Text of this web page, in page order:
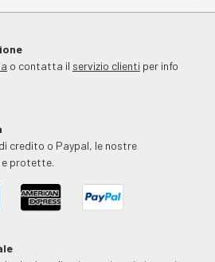
o contatta il servizio clienti per info
credito o Paypal, le nostre
e protette.